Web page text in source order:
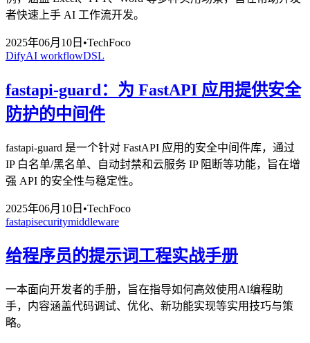
者快速上手 AI 工作流开发。
2025年06月10日 •TechFoco
DifyAI workflowDSL
fastapi-guard：为 FastAPI 应用提供安全
防护的中间件
fastapi-guard 是一个针对 FastAPI 应用的安全中间件库，通过
IP 白名单/黑名单、自动封禁和云服务 IP 阻断等功能，旨在增
强 API 的安全性与稳定性。
2025年06月10日 •TechFoco
fastapisecuritymiddleware
给程序员的提示词工程实战手册
一本面向开发者的手册，旨在指导如何高效使用AI编程助
手，内容涵盖代码调试、优化、新功能实现等实用技巧与策
略。